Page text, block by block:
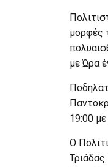
μορφές
με Ώρα
19:00
Ο